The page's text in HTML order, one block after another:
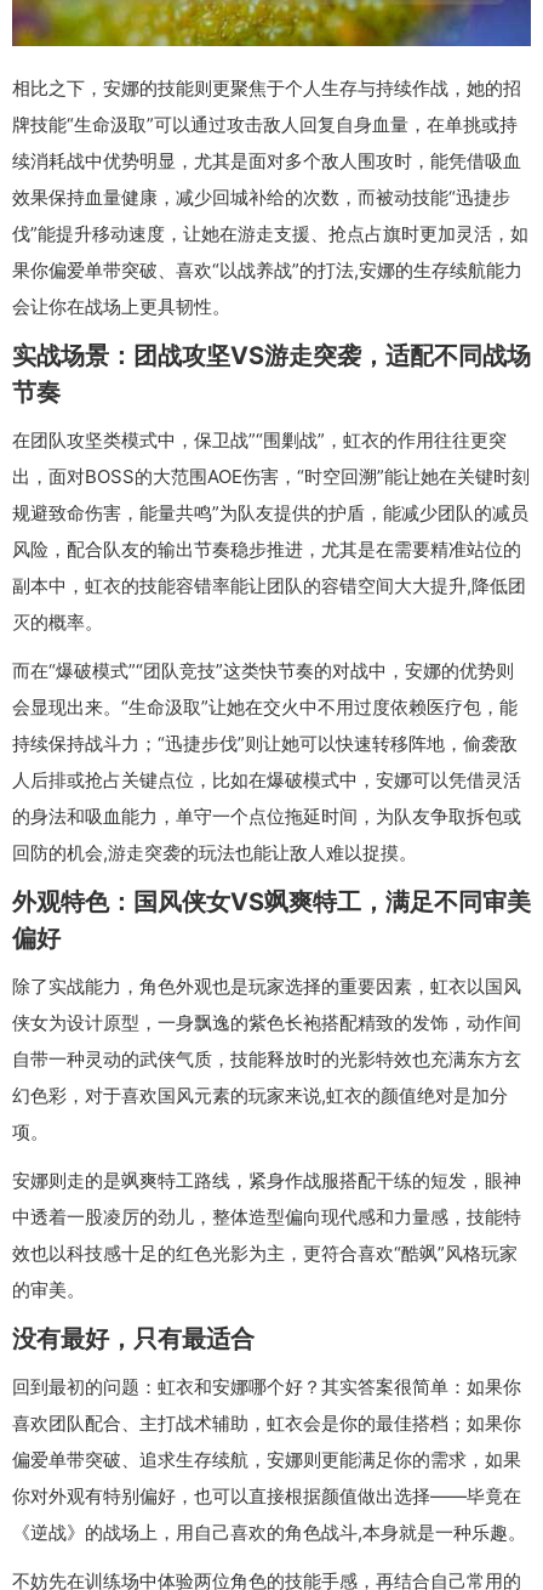
相比之下，安娜的技能则更聚焦于个人生存与持续作战，她的招
牌技能“生命汲取”可以通过攻击敌人回复自身血量，在单挑或持
续消耗战中优势明显，尤其是面对多个敌人围攻时，能凭借吸血
效果保持血量健康，减少回城补给的次数，而被动技能“迅捷步
伐”能提升移动速度，让她在游走支援、抢点占旗时更加灵活，如
果你偏爱单带突破、喜欢“以战养战”的打法,安娜的生存续航能力
会让你在战场上更具韧性。
实战场景：团战攻坚VS游走突袭，适配不同战场
节奏
在团队攻坚类模式中，保卫战”“围剿战”，虹衣的作用往往更突
出，面对BOSS的大范围AOE伤害，“时空回溯”能让她在关键时刻
规避致命伤害，能量共鸣”为队友提供的护盾，能减少团队的减员
风险，配合队友的输出节奏稳步推进，尤其是在需要精准站位的
副本中，虹衣的技能容错率能让团队的容错空间大大提升,降低团
灭的概率。
而在“爆破模式”“团队竞技”这类快节奏的对战中，安娜的优势则
会显现出来。“生命汲取”让她在交火中不用过度依赖医疗包，能
持续保持战斗力；“迅捷步伐”则让她可以快速转移阵地，偷袭敌
人后排或抢占关键点位，比如在爆破模式中，安娜可以凭借灵活
的身法和吸血能力，单守一个点位拖延时间，为队友争取拆包或
回防的机会,游走突袭的玩法也能让敌人难以捉摸。
外观特色：国风侠女VS飒爽特工，满足不同审美
偏好
除了实战能力，角色外观也是玩家选择的重要因素，虹衣以国风
侠女为设计原型，一身飘逸的紫色长袍搭配精致的发饰，动作间
自带一种灵动的武侠气质，技能释放时的光影特效也充满东方玄
幻色彩，对于喜欢国风元素的玩家来说,虹衣的颜值绝对是加分
项。
安娜则走的是飒爽特工路线，紧身作战服搭配干练的短发，眼神
中透着一股凌厉的劲儿，整体造型偏向现代感和力量感，技能特
效也以科技感十足的红色光影为主，更符合喜欢“酷飒”风格玩家
的审美。
没有最好，只有最适合
回到最初的问题：虹衣和安娜哪个好？其实答案很简单：如果你
喜欢团队配合、主打战术辅助，虹衣会是你的最佳搭档；如果你
偏爱单带突破、追求生存续航，安娜则更能满足你的需求，如果
你对外观有特别偏好，也可以直接根据颜值做出选择——毕竟在
《逆战》的战场上，用自己喜欢的角色战斗,本身就是一种乐趣。
不妨先在训练场中体验两位角色的技能手感，再结合自己常用的